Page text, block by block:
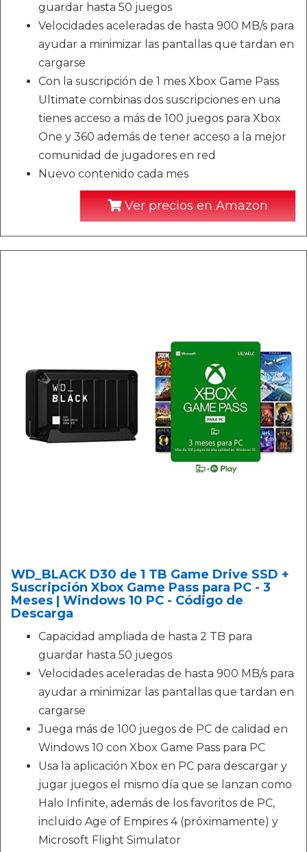
guardar hasta 50 juegos
Velocidades aceleradas de hasta 900 MB/s para
ayudar a minimizar las pantallas que tardan en
cargarse
Con la suscripción de 1 mes Xbox Game Pass
Ultimate combinas dos suscripciones en una
tienes acceso a más de 100 juegos para Xbox
One y 360 además de tener acceso a la mejor
comunidad de jugadores en red
Nuevo contenido cada mes
Ver precios en Amazon
WD_BLACK D30 de 1 TB Game Drive SSD +
Suscripción Xbox Game Pass para PC - 3
Meses | Windows 10 PC - Código de
Descarga
Capacidad ampliada de hasta 2 TB para
guardar hasta 50 juegos
Velocidades aceleradas de hasta 900 MB/s para
ayudar a minimizar las pantallas que tardan en
cargarse
Juega más de 100 juegos de PC de calidad en
Windows 10 con Xbox Game Pass para PC
Usa la aplicación Xbox en PC para descargar y
jugar juegos el mismo día que se lanzan como
Halo Infinite, además de los favoritos de PC,
incluido Age of Empires 4 (próximamente) y
Microsoft Flight Simulator